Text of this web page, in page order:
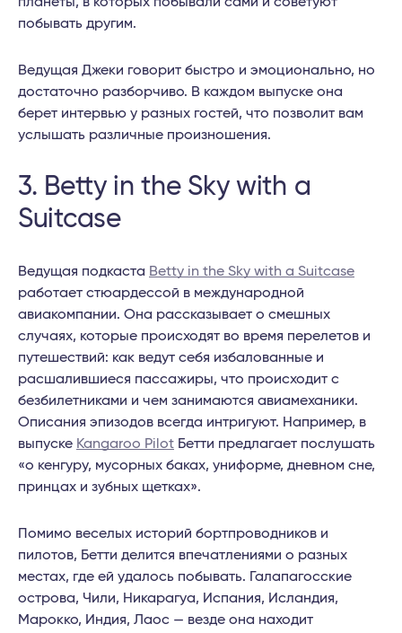
побывать другим.
Ведущая Джеки говорит быстро и эмоционально, но
достаточно разборчиво. В каждом выпуске она
берет интервью у разных гостей, что позволит вам
услышать различные произношения.
3. Betty in the Sky with a
Suitcase
Ведущая подкаста Betty in the Sky with a Suitcase
работает стюардессой в международной
авиакомпании. Она рассказывает о смешных
случаях, которые происходят во время перелетов и
путешествий: как ведут себя избалованные и
расшалившиеся пассажиры, что происходит с
безбилетниками и чем занимаются авиамеханики.
Описания эпизодов всегда интригуют. Например, в
выпуске Kangaroo Pilot Бетти предлагает послушать
«о кенгуру, мусорных баках, униформе, дневном сне,
принцах и зубных щетках».
Помимо веселых историй бортпроводников и
пилотов, Бетти делится впечатлениями о разных
местах, где ей удалось побывать. Галапагосские
острова, Чили, Никарагуа, Испания, Исландия,
Марокко, Индия, Лаос — везде она находит